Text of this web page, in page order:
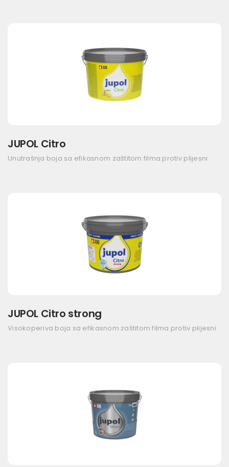
JUPOL Citro
Unutrašnja boja sa efikasnom zaštitom filma protiv plijesni
JUPOL Citro strong
Visokoperiva boja sa efikasnom zaštitom filma protiv plijesni